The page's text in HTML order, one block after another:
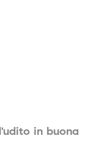
in buona